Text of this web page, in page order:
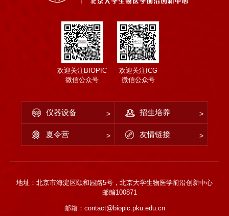
欢迎关注BIOPIC
微信公众号
欢迎关注ICG
微信公众号
仪器设备 招生培养
夏令营 友情链接
地址：北京市海淀区颐和园路5号，北京大学生物医学前沿创新中心
邮编100871
邮箱：contact@biopic.pku.edu.cn